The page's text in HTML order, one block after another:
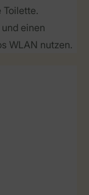
Toilette.
einen
WLAN nutzen.